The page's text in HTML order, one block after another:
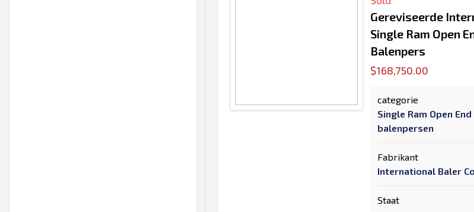
Gereviseerde
Single Ram Open
Balenpers
$168,750.00
categorie
Single Ram Open
balenpersen
Fabrikant
International Baler
Staat